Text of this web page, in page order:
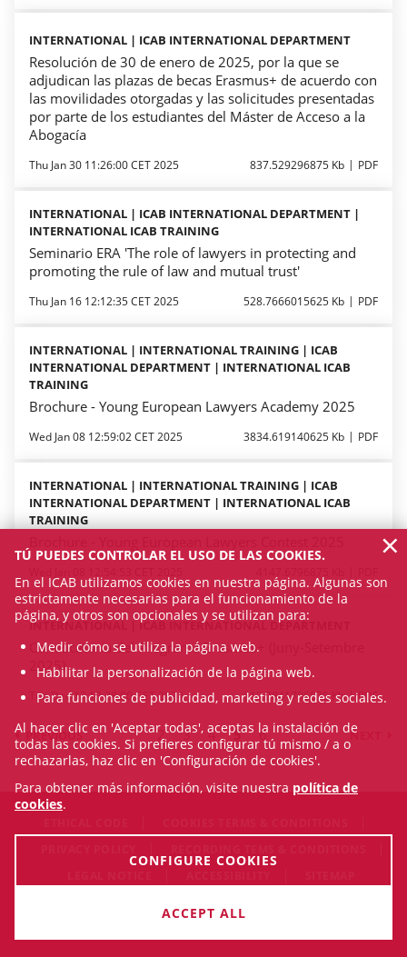
INTERNATIONAL | ICAB INTERNATIONAL DEPARTMENT
Resolución de 30 de enero de 2025, por la que se
adjudican las plazas de becas Erasmus+ de acuerdo con
las movilidades otorgadas y las solicitudes presentadas
por parte de los estudiantes del Máster de Acceso a la
Abogacía
Thu Jan 30 11:26:00 CET 2025 837.529296875 Kb PDF
INTERNATIONAL | ICAB INTERNATIONAL DEPARTMENT |
INTERNATIONAL ICAB TRAINING
Seminario ERA 'The role of lawyers in protecting and
promoting the rule of law and mutual trust'
Thu Jan 16 12:12:35 CET 2025 528.7666015625 Kb PDF
INTERNATIONAL | INTERNATIONAL TRAINING | ICAB
INTERNATIONAL DEPARTMENT | INTERNATIONAL ICAB
TRAINING
Brochure - Young European Lawyers Academy 2025
Wed Jan 08 12:59:02 CET 2025 3834.619140625 Kb PDF
INTERNATIONAL | INTERNATIONAL TRAINING | ICAB
INTERNATIONAL DEPARTMENT | INTERNATIONAL ICAB
TRAINING
INTERNATIONAL | ICAB INTERNATIONAL DEPARTMENT
Convocatoria del Programa Erasmus+ (Juny-Setembre
2025)
Tue Dec 17 13:28:00 CET 2024 819.7841796875 Kb PDF
PREVIOUS 2 3 4 5 6 NEXT
© Fri Aug 07 17:59:50 CEST 2026 Il·lustre Col·legi de l'Advocacia
TÚ PUEDES CONTROLAR EL USO DE LAS COOKIES.
En el ICAB utilizamos cookies en nuestra página. Algunas son
estrictamente necesarias para el funcionamiento de la
página, y otros son opcionales y se utilizan para:
Medir cómo se utiliza la página web.
Habilitar la personalización de la página web.
Para funciones de publicidad, marketing y redes sociales.
Al hacer clic en 'Aceptar todas', aceptas la instalación de
todas las cookies. Si prefieres configurar tú mismo / a o
rechazarlas, haz clic en 'Configuración de cookies'.
Para obtener más información, visite nuestra política de
cookies.
CONFIGURE COOKIES
ACCEPT ALL
×